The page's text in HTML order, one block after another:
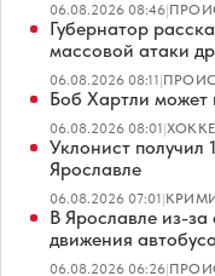
06.08.2026 08:46|
Губернатор
массовой атаки
06.08.2026 08:11|
Боб Хартли может
06.08.2026 08:01|
Уклонист получил
Ярославле
06.08.2026 07:01|
В Ярославле из-
движения
06.08.2026 06:26|